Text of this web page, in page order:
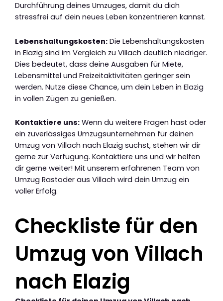
Durchführung deines Umzuges, damit du dich
stressfrei auf dein neues Leben konzentrieren kannst.
Lebenshaltungskosten: Die Lebenshaltungskosten
in Elazig sind im Vergleich zu Villach deutlich niedriger.
Dies bedeutet, dass deine Ausgaben für Miete,
Lebensmittel und Freizeitaktivitäten geringer sein
werden. Nutze diese Chance, um dein Leben in Elazig
in vollen Zügen zu genießen.
Kontaktiere uns: Wenn du weitere Fragen hast oder
ein zuverlässiges Umzugsunternehmen für deinen
Umzug von Villach nach Elazig suchst, stehen wir dir
gerne zur Verfügung. Kontaktiere uns und wir helfen
dir gerne weiter! Mit unserem erfahrenen Team von
Umzug Rastoder aus Villach wird dein Umzug ein
voller Erfolg.
Checkliste für den
Umzug von Villach
nach Elazig